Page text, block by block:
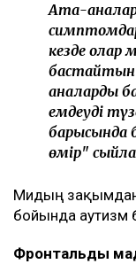
Ата-аналар
кезде олар
аналардың
емдеуді
барысында
өмір"
Мидың
бойында аутизм
Фронтальды